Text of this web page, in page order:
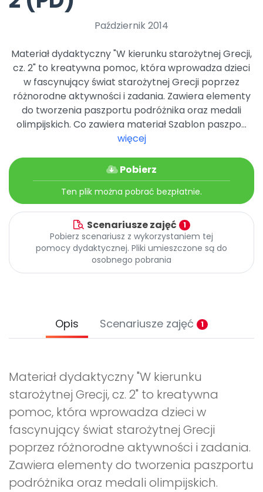
Archiwalne numery
Październik 2014
Materiał dydaktyczny "W kierunku starożytnej Grecji,
cz. 2" to kreatywna pomoc, która wprowadza dzieci
w fascynujący świat starożytnej Grecji poprzez
różnorodne aktywności i zadania. Zawiera elementy
do tworzenia paszportu podróżnika oraz medali
olimpijskich. Co zawiera materiał Szablon paszpo...
więcej
Pobierz
Ten plik można pobrać bezpłatnie.
Scenariusze zajęć 1
Pobierz scenariusz z wykorzystaniem tej
pomocy dydaktycznej. Pliki umieszczone są do
osobnego pobrania
Opis Scenariusze zajęć 1
Materiał dydaktyczny "W kierunku
starożytnej Grecji, cz. 2" to kreatywna
pomoc, która wprowadza dzieci w
fascynujący świat starożytnej Grecji
poprzez różnorodne aktywności i zadania.
Zawiera elementy do tworzenia paszportu
podróżnika oraz medali olimpijskich.